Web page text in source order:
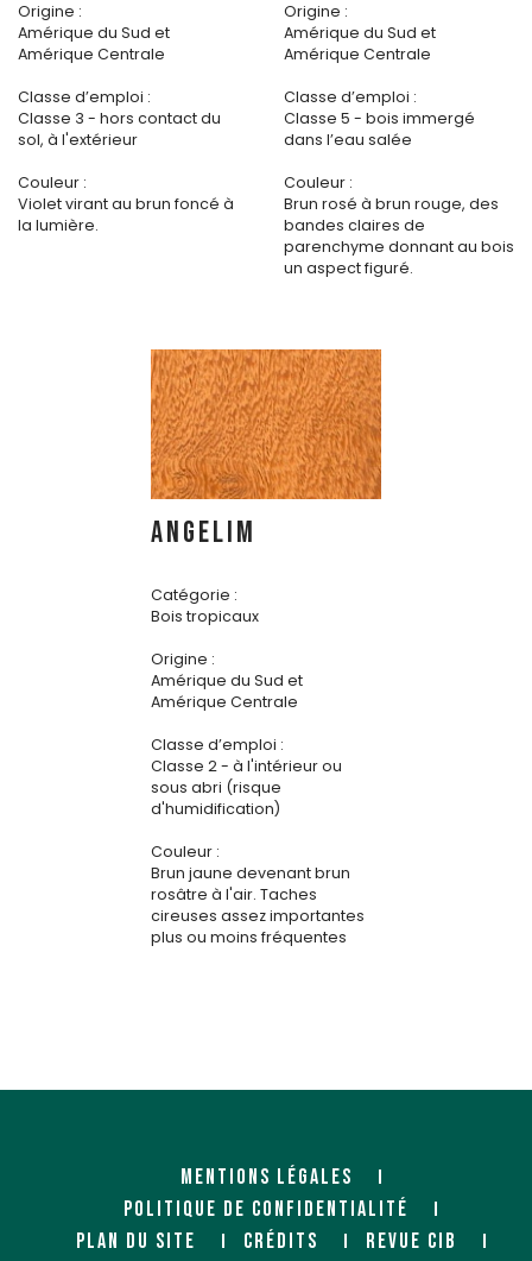
Origine :
Amérique du Sud et
Amérique Centrale
Classe d’emploi :
Classe 3 - hors contact du
sol, à l'extérieur
Couleur :
Violet virant au brun foncé à
la lumière.
Origine :
Amérique du Sud et
Amérique Centrale
Classe d’emploi :
Classe 5 - bois immergé
dans l’eau salée
Couleur :
Brun rosé à brun rouge, des
bandes claires de
parenchyme donnant au bois
un aspect figuré.
ANGELIM
Catégorie :
Bois tropicaux
Origine :
Amérique du Sud et
Amérique Centrale
Classe d’emploi :
Classe 2 - à l'intérieur ou
sous abri (risque
d'humidification)
Couleur :
Brun jaune devenant brun
rosâtre à l'air. Taches
cireuses assez importantes
plus ou moins fréquentes
MENTIONS LÉGALES
POLITIQUE DE CONFIDENTIALITÉ
PLAN DU SITE
CRÉDITS
REVUE CIB